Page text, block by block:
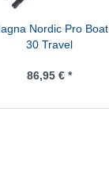
Nordic Pro Boat
30 Travel
86,95 € *